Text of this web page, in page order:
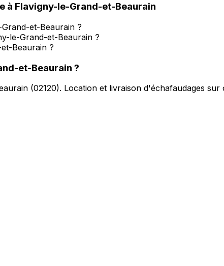
à Flavigny-le-Grand-et-Beaurain
et-Beaurain ?
le-Grand-et-Beaurain ?
Beaurain ?
et-Beaurain ?
(02120). Location et livraison d'échafaudages